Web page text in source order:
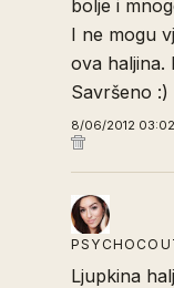
bolje i
I ne mogu
ova haljina.
Savršeno :)
8/06/2012
Ljupkina